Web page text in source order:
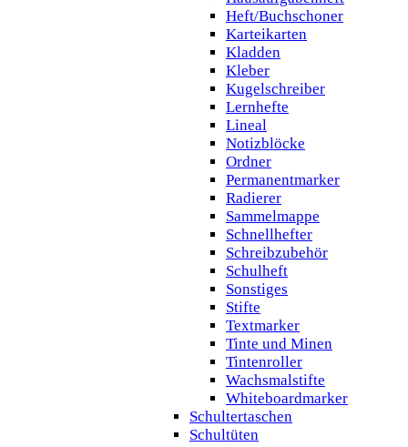
Heft/Buchschoner
Karteikarten
Kladden
Kleber
Kugelschreiber
Lernhefte
Lineal
Notizblöcke
Ordner
Permanentmarker
Radierer
Sammelmappe
Schnellhefter
Schreibzubehör
Schulheft
Sonstiges
Stifte
Textmarker
Tinte und Minen
Tintenroller
Wachsmalstifte
Whiteboardmarker
Schultertaschen
Schultüten